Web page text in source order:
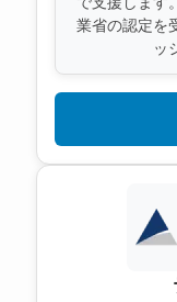
業省の認定を
ッ